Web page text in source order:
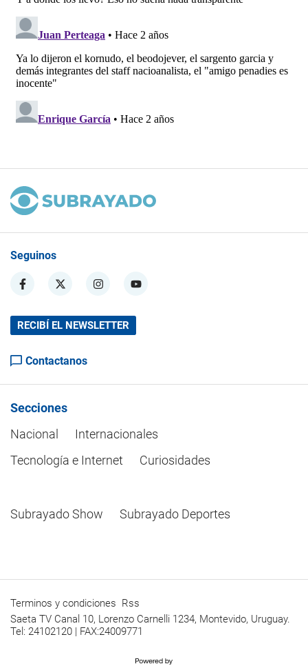
Seguinos
RECIBÍ EL NEWSLETTER
Contactanos
Secciones
Nacional
Internacionales
Tecnología e Internet
Curiosidades
Subrayado Show Subrayado Deportes
Terminos y condiciones Rss
Saeta TV Canal 10, Lorenzo Carnelli 1234, Montevido, Uruguay.
Tel: 24102120 | FAX:24009771